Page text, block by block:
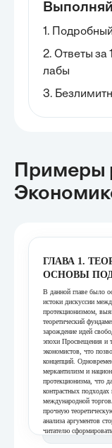
1.
2. Ответы за
лабы
3.
Примеры
ГЛАВА 1.
ОСНОВЫ
В данной главе было
истоки дискуссии
протекционизмом,
теоретический
зарождение идей
эпохи Просвещения и
экономистов, что
концепций.
меркантилизм и
протекционизма, что
контрастных
международной
прочную
анализа аргументов
читателю
о корнях современных